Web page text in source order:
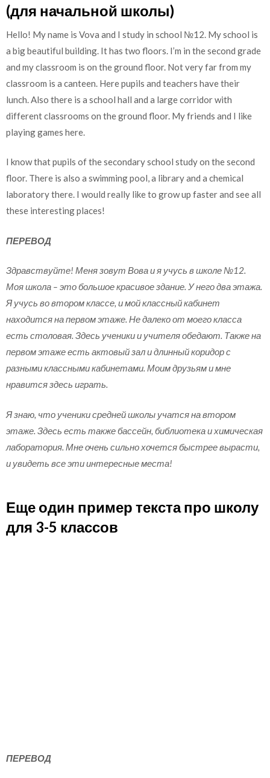
(для начальной школы)
Hello! My name is Vova and I study in school №12. My school is
a big beautiful building. It has two floors. I’m in the second grade
and my classroom is on the ground floor. Not very far from my
classroom is a canteen. Here pupils and teachers have their
lunch. Also there is a school hall and a large corridor with
different classrooms on the ground floor. My friends and I like
playing games here.
I know that pupils of the secondary school study on the second
floor. There is also a swimming pool, a library and a chemical
laboratory there. I would really like to grow up faster and see all
these interesting places!
ПЕРЕВОД
Здравствуйте! Меня зовут Вова и я учусь в школе №12.
Моя школа – это большое красивое здание. У него два этажа.
Я учусь во втором классе, и мой классный кабинет
находится на первом этаже. Не далеко от моего класса
есть столовая. Здесь ученики и учителя обедают. Также на
первом этаже есть актовый зал и длинный коридор с
разными классными кабинетами. Моим друзьям и мне
нравится здесь играть.
Я знаю, что ученики средней школы учатся на втором
этаже. Здесь есть также бассейн, библиотека и химическая
лаборатория. Мне очень сильно хочется быстрее вырасти,
и увидеть все эти интересные места!
Еще один пример текста про школу
для 3-5 классов
ПЕРЕВОД